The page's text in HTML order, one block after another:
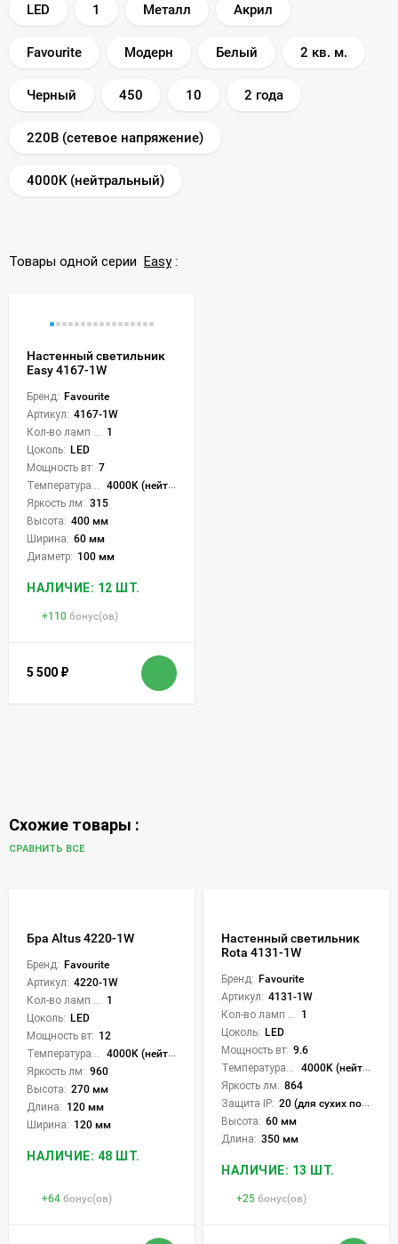
LED 1 Металл Акрил
Favourite Модерн Белый 2 кв. м.
Черный 450 10 2 года
220В (сетевое напряжение)
4000K (нейтральный)
Товары одной серии Easy:
Настенный светильник
Easy 4167-1W
Бренд: Favourite
Артикул: 4167-1W
1
Цоколь: LED
Мощность вт: 7
4000K (нейтральный)
Яркость лм: 315
Высота: 400 мм
Ширина: 60 мм
Диаметр: 100 мм
НАЛИЧИЕ: 12 ШТ.
+110 бонус(ов)
5 500 ₽
Схожие товары :
СРАВНИТЬ ВСЕ
Бра Altus 4220-1W
Бренд: Favourite
Артикул: 4220-1W
1
Цоколь: LED
Мощность вт: 12
4000K (нейтральный)
Яркость лм: 960
Высота: 270 мм
Длина: 120 мм
Ширина: 120 мм
НАЛИЧИЕ: 48 ШТ.
+64 бонус(ов)
Настенный светильник
Rota 4131-1W
Бренд: Favourite
Артикул: 4131-1W
1
Цоколь: LED
Мощность вт: 9.6
4000K (нейтральный)
Яркость лм: 864
Защита IP: 20 (для сухих пом.)
Высота: 60 мм
Длина: 350 мм
НАЛИЧИЕ: 13 ШТ.
+25 бонус(ов)